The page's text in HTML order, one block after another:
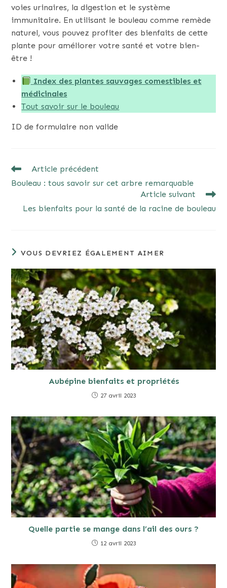
voies urinaires, la digestion et le système
immunitaire. En utilisant le bouleau comme remède
naturel, vous pouvez profiter des bienfaits de cette
plante pour améliorer votre santé et votre bien-
être !
Index des plantes sauvages comestibles et
médicinales
Tout savoir sur le bouleau
ID de formulaire non valide
READ
ARTICLES
Article précédent
Bouleau : tous savoir sur cet arbre remarquable
Article suivant
Les bienfaits pour la santé de la racine de bouleau
VOUS DEVRIEZ ÉGALEMENT AIMER
Aubépine bienfaits et propriétés
27 avril 2023
Quelle partie se mange dans l’ail des ours ?
12 avril 2023